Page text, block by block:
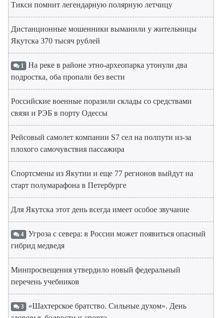
Тикси помнит легендарную полярную летчицу
Дистанционные мошенники выманили у жительницы
Якутска 370 тысяч рублей
1 На реке в районе этно-археопарка утонули два
подростка, оба пропали без вести
Российские военные поразили склады со средствами
связи и РЭБ в порту Одессы
Рейсовый самолет компании S7 сел на полпути из-за
плохого самочувствия пассажира
Спортсмены из Якутии и еще 77 регионов выйдут на
старт полумарафона в Петербурге
Для Якутска этот день всегда имеет особое звучание
4 Угроза с севера: в России может появиться опасный
гибрид медведя
Минпросвещения утвердило новый федеральный
перечень учебников
3 «Шахтерское братство. Сильные духом». День